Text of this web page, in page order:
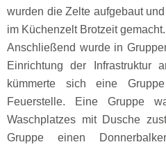
wurden die Zelte aufgebaut
im Küchenzelt Brotzeit gemacht.
Anschließend wurde in
Einrichtung der Infrastruktur
kümmerte sich eine
Feuerstelle. Eine Gruppe
Waschplatzes mit Dusche
Gruppe einen